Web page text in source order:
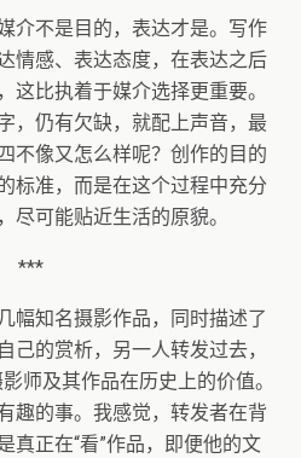
介不是目的，表达才是。写作
情感、表达态度，在表达之后
这比执着于媒介选择更重要。
，仍有欠缺，就配上声音，最
不像又怎么样呢？创作的目的
标准，而是在这个过程中充分
尽可能贴近生活的原貌。
***
幅知名摄影作品，同时描述了
己的赏析，另一人转发过去，
师及其作品在历史上的价值。
趣的事。我感觉，转发者在背
真正在“看”作品，即便他的文